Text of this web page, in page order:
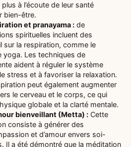
à l’écoute de leur santé
bien-être.
et pranayama : de
spirituelles incluent des
sur la respiration, comme le
yoga. Les techniques de
aident à réguler le système
stress et à favoriser la relaxation.
peut également augmenter
le cerveau et le corps, ce qui
globale et la clarté mentale.
bienveillant (Metta) : Cette
consiste à générer des
et d’amour envers soi-
Il a été démontré que la méditation